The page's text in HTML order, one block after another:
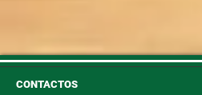
CONTACTOS